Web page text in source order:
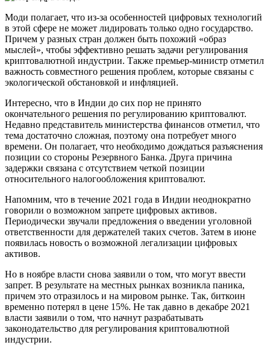
Моди полагает, что из-за особенностей цифровых технологий
в этой сфере не может лидировать только одно государство.
Причем у разных стран должен быть похожий «образ
мыслей», чтобы эффективно решать задачи регулирования
криптовалютной индустрии. Также премьер-министр отметил
важность совместного решения проблем, которые связаны с
экологической обстановкой и инфляцией.
Интересно, что в Индии до сих пор не принято
окончательного решения по регулированию криптовалют.
Недавно представитель министерства финансов отметил, что
тема достаточно сложная, поэтому она потребует много
времени. Он полагает, что необходимо дождаться разъяснения
позиции со стороны Резервного Банка. Друга причина
задержки связана с отсутствием четкой позиции
относительного налогообложения криптовалют.
Напомним, что в течение 2021 года в Индии неоднократно
говорили о возможном запрете цифровых активов.
Периодически звучали предложения о введении уголовной
ответственности для держателей таких счетов. Затем в июне
появилась новость о возможной легализации цифровых
активов.
Но в ноябре власти снова заявили о том, что могут ввести
запрет. В результате на местных рынках возникла паника,
причем это отразилось и на мировом рынке. Так, биткоин
временно потерял в цене 15%. Не так давно в декабре 2021
власти заявили о том, что начнут разрабатывать
законодательство для регулирования криптовалютной
индустрии.